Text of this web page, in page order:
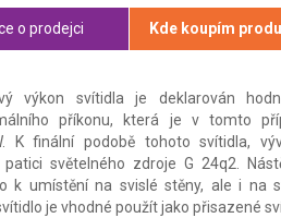
o prodejci Kde koupím
výkon svítidla je deklarován
příkonu, která je v tomto
K finální podobě tohoto svítidla,
patici světelného zdroje G 24q2.
k umístění na svislé stěny, ale i na
je vhodné použít jako přisazené